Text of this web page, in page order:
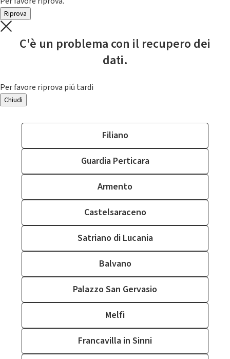
Riprova
C'è un problema con il recupero dei
dati.
Per favore riprova piú tardi
Chiudi
Filiano
Guardia Perticara
Armento
Castelsaraceno
Satriano di Lucania
Balvano
Palazzo San Gervasio
Melfi
Francavilla in Sinni